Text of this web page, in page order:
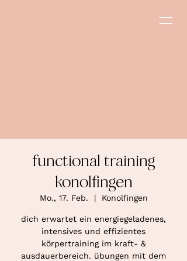
functional training
konolfingen
Mo., 17. Feb.
  |
Konolfingen
dich erwartet ein energiegeladenes,
intensives und effizientes
körpertraining im kraft- &
ausdauerbereich. übungen mit dem